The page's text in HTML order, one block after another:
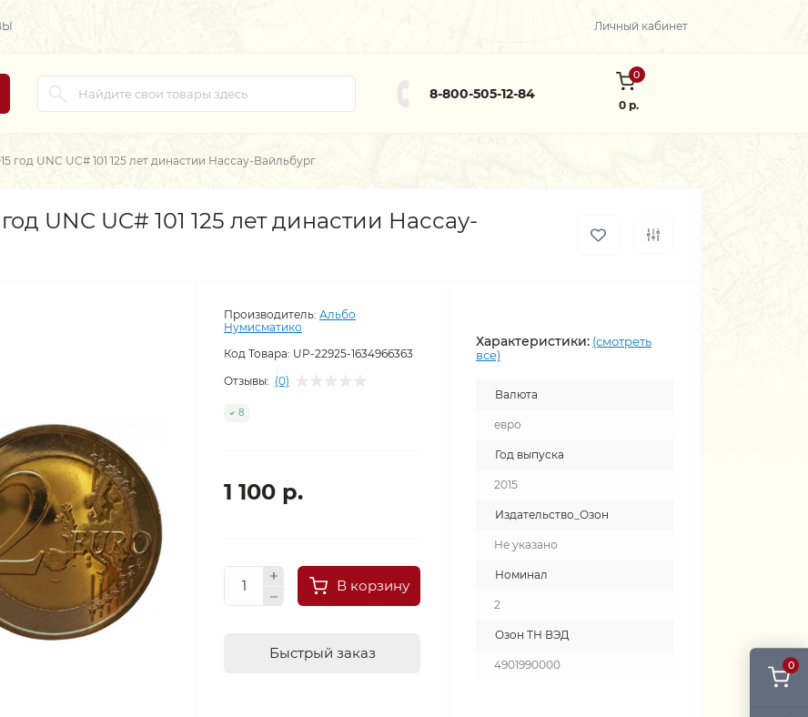
0
Личный кабинет
8-800-505-12-84
0
0 р.
год UNC UC# 101 125 лет династии Нассау-Вайльбург
UNC UC# 101 125 лет династии Нассау-
Производитель: Альбо
Нумисматико
Код Товара: UP-22925-1634966363
Отзывы: (0)
8
1 100 р.
В корзину
Быстрый заказ
Характеристики: (смотреть
все)
Валюта
евро
Год выпуска
2015
Издательство_Озон
Не указано
Номинал
2
Озон ТН ВЭД
4901990000